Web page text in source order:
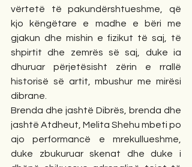
vërtetë të pakundërshtueshme, që
kjo këngëtare e madhe e bëri me
gjakun dhe mishin e fizikut të saj, të
shpirtit dhe zemrës së saj, duke ia
dhuruar përjetësisht zërin e rrallë
historisë së artit, mbushur me mirësi
dibrane.
Brenda dhe jashtë Dibrës, brenda dhe
jashtë Atdheut, Melita Shehu mbeti po
ajo performancë e mrekullueshme,
duke zbukuruar skenat dhe duke i